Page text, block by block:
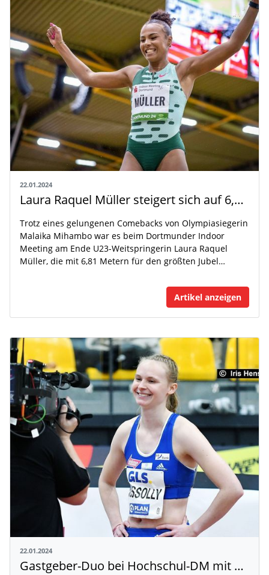
22.01.2024
Laura Raquel Müller steigert sich auf 6,81 Meter
Trotz eines gelungenen Comebacks von Olympiasiegerin
Malaika Mihambo war es beim Dortmunder Indoor
Meeting am Ende U23-Weitspringerin Laura Raquel
Müller, die mit 6,81 Metern für den größten Jubel…
Artikel anzeigen
22.01.2024
Gastgeber-Duo bei Hochschul-DM mit ansprechenden Leistungen